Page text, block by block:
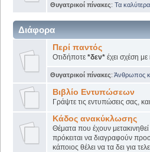
Θυγατρικοί πίνακες: Τα
Διάφορα
Περί παντός
Οτιδήποτε *δεν*έχει σχέση με
Θυγατρικοί πίνακες: Άνθρωπος
Βιβλίο Εντυπώσεων
Γράψτε τις εντυπώσεις σας,
Κάδος ανακύκλωσης
Θέματα που έχουν
πρόκειται να διαγραφούν
κάποιος θέλει να τα δει για